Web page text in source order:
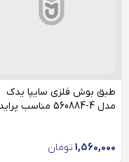
طبق بوش فلزی سایپا یدک
مدل 4-560884 مناسب پراید
1,560,000 تومان